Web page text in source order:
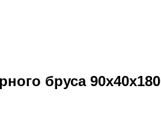
бруса 90х40х180